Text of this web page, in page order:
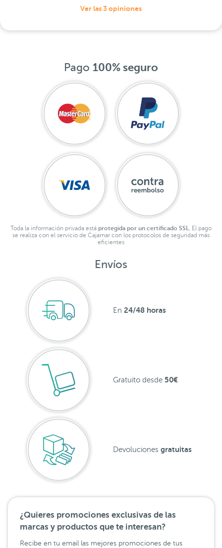
Ver las 3 opiniones
Pago 100% seguro
Toda la información privada está protegida por un certificado SSL. El pago
se realiza con el servicio de Cajamar con los protocolos de seguridad más
eficientes
Envíos
En 24/48 horas
Gratuito desde 50€
Devoluciones gratuitas
¿Quieres promociones exclusivas de las
marcas y productos que te interesan?
Recibe en tu email las mejores promociones de tus